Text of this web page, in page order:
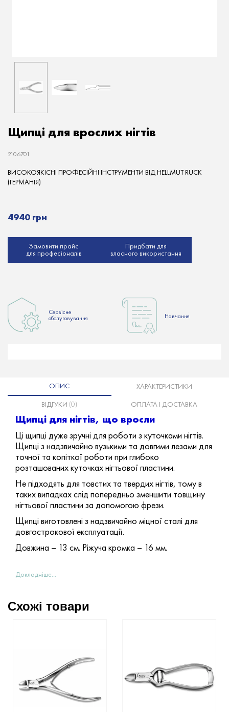
Щипці для врослих нігтів
2106701
ВИСОКОЯКІСНІ ПРОФЕСІЙНІ ІНСТРУМЕНТИ ВІД HELLMUT RUCK
(ГЕРМАНІЯ)
4940 грн
Замовити прайс
для професіоналів
Придбати для
власного використання
Сервісне
обслуговування
Hавчання
ОПИС ХАРАКТЕРИСТИКИ
ВІДГУКИ (0) ОПЛАТА І ДОСТАВКА
Щипці для нігтів, що вросли
Ці щипці дуже зручні для роботи з куточками нігтів.
Щипці з надзвичайно вузькими та довгими лезами для
точної та копіткої роботи при глибоко
розташованих куточках нігтьової пластини.
Не підходять для товстих та твердих нігтів, тому в
таких випадках слід попередньо зменшити товщину
нігтьової пластини за допомогою фрези.
Щипці виготовлені з надзвичайно міцної сталі для
довгострокової експлуатації.
Довжина – 13 см. Ріжуча кромка – 16 мм.
Докладніше...
Схожі товари